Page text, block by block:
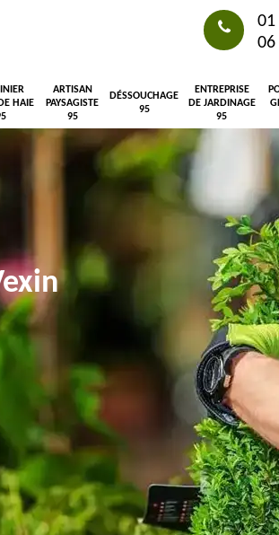
01
06
HAIE
ARTISAN
PAYSAGISTE
95
DÉSSOUCHAGE
95
ENTREPRISE
DE JARDINAGE
95